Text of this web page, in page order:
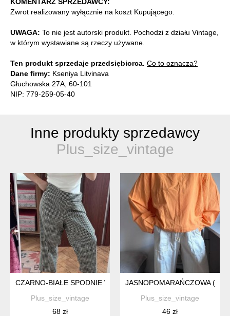
Zwrot realizowany wyłącznie na koszt Kupującego.
UWAGA: To nie jest autorski produkt. Pochodzi z działu Vintage,
w którym wystawiane są rzeczy używane.
Ten produkt sprzedaje przedsiębiorca. Co to oznacza?
Dane firmy: Kseniya Litvinava
Głuchowska 27A, 60-101
NIP: 779-259-05-40
Inne produkty sprzedawcy
Plus_size_vintage
CZARNO-BIAŁE SPODNIE W KRATKĘ MOLLY & ISADORA 28W
Plus_size_vintage
68 zł
JASNOPOMARAŃCZOWA
Plus_size_vintage
46 zł